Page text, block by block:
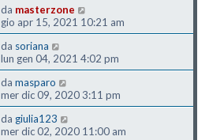
da masterzone
gio apr 15, 2021 10:21 am
da soriana
lun gen 04, 2021 4:02 pm
da masparo
mer dic 09, 2020 3:11 pm
da giulia123
mer dic 02, 2020 11:00 am